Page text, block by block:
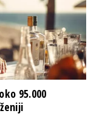
95.000